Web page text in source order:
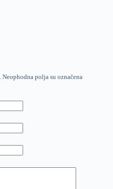
Neophodna polja su označena